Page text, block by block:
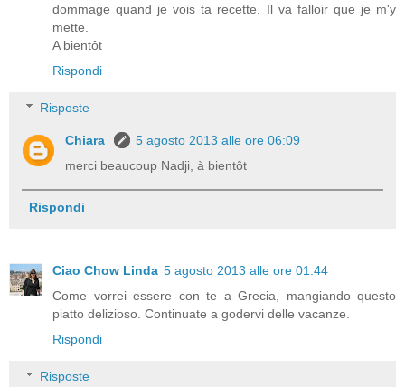
dommage quand je vois ta recette. Il va falloir que je m'y
mette.
A bientôt
Rispondi
Risposte
Chiara
5 agosto 2013 alle ore 06:09
merci beaucoup Nadji, à bientôt
Rispondi
Ciao Chow Linda 5 agosto 2013 alle ore 01:44
Come vorrei essere con te a Grecia, mangiando questo
piatto delizioso. Continuate a godervi delle vacanze.
Rispondi
Risposte